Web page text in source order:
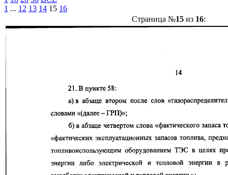
1 ... 12 13 14 15 16
Страница №15из 16: